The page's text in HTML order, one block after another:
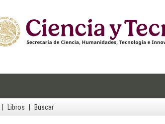
Libros Buscar